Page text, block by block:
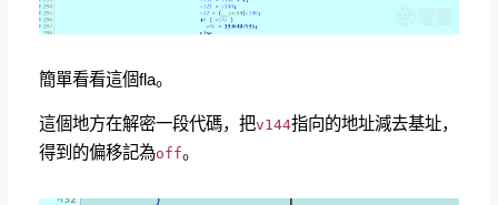
簡單看看這個fla。
這個地方在解密一段代碼，把v144指向的地址減去基址，
得到的偏移記為off。